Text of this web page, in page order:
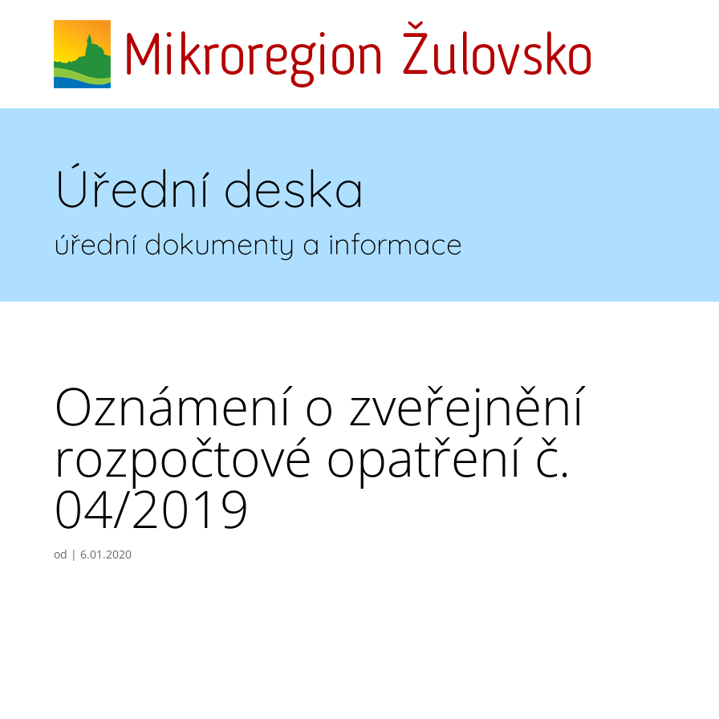
Úřední deska
úřední dokumenty a informace
Oznámení o zveřejnění
rozpočtové opatření č.
04/2019
od |6.01.2020